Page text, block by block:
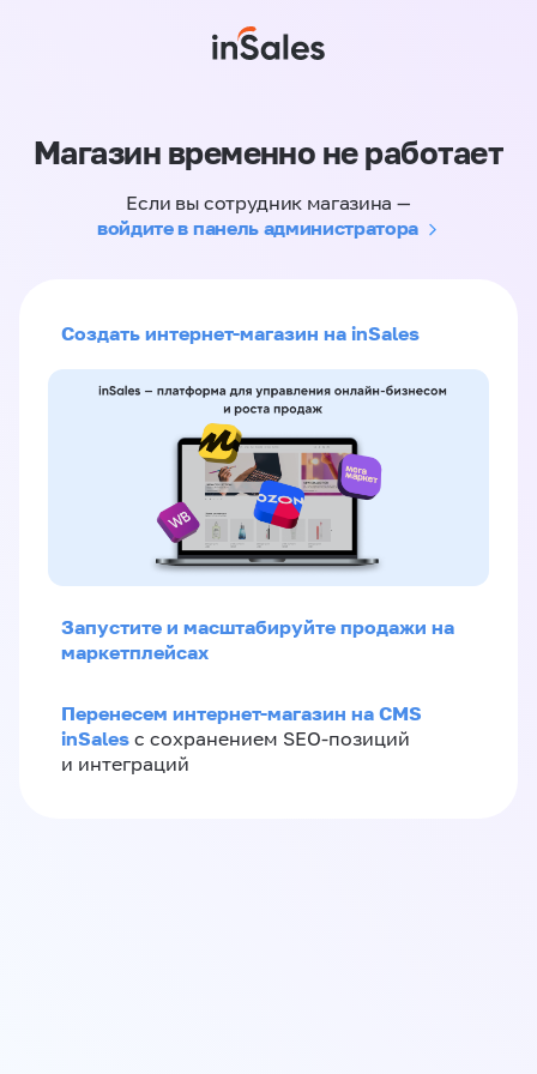
Магазин временно не работает
Если вы сотрудник магазина —
войдите в панель администратора
Создать интернет-магазин на inSales
Запустите и масштабируйте продажи на
маркетплейсах
Перенесем интернет-магазин на CMS
inSales с сохранением SEO-позиций
и интеграций